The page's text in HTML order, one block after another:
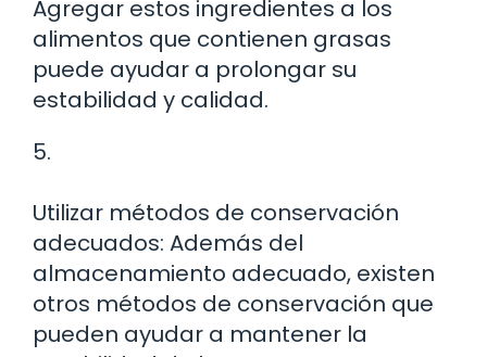
Agregar estos ingredientes a los
alimentos que contienen grasas
puede ayudar a prolongar su
estabilidad y calidad.
5.
Utilizar métodos de conservación
adecuados: Además del
almacenamiento adecuado, existen
otros métodos de conservación que
pueden ayudar a mantener la